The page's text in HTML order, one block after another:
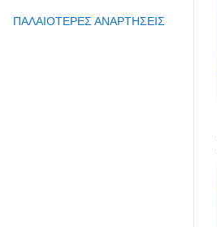
ΠΑΛΑΙΟΤΕΡΕΣ ΑΝΑΡΤΗΣΕΙΣ